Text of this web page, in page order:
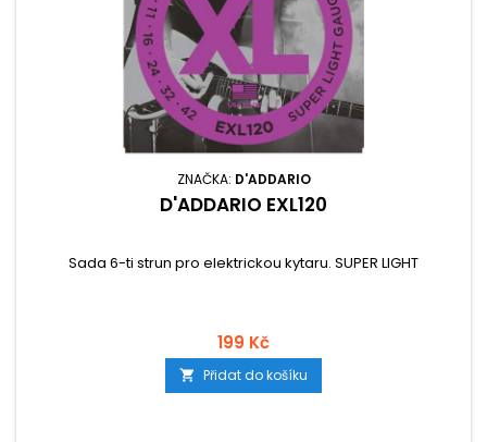
ZNAČKA: D'ADDARIO
D'ADDARIO EXL120
Sada 6-ti strun pro elektrickou kytaru. SUPER LIGHT
199 Kč
 Přidat do košíku